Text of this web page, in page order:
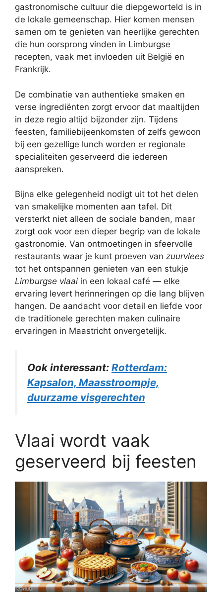
gastronomische cultuur die diepgeworteld is in
de lokale gemeenschap. Hier komen mensen
samen om te genieten van heerlijke gerechten
die hun oorsprong vinden in Limburgse
recepten, vaak met invloeden uit België en
Frankrijk.
De combinatie van authentieke smaken en
verse ingrediënten zorgt ervoor dat maaltijden
in deze regio altijd bijzonder zijn. Tijdens
feesten, familiebijeenkomsten of zelfs gewoon
bij een gezellige lunch worden er regionale
specialiteiten geserveerd die iedereen
aanspreken.
Bijna elke gelegenheid nodigt uit tot het delen
van smakelijke momenten aan tafel. Dit
versterkt niet alleen de sociale banden, maar
zorgt ook voor een dieper begrip van de lokale
gastronomie. Van ontmoetingen in sfeervolle
restaurants waar je kunt proeven van zuurvlees
tot het ontspannen genieten van een stukje
Limburgse vlaai in een lokaal café — elke
ervaring levert herinneringen op die lang blijven
hangen. De aandacht voor detail en liefde voor
de traditionele gerechten maken culinaire
ervaringen in Maastricht onvergetelijk.
Ook interessant: Rotterdam:
Kapsalon, Maasstroompje,
duurzame visgerechten
Vlaai wordt vaak
geserveerd bij feesten